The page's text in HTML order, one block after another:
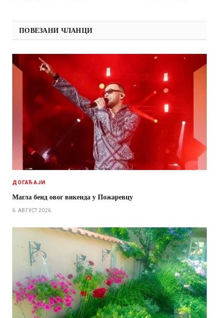
ПОВЕЗАНИ ЧЛАНЦИ
ДОГАЂАЈИ
Магла бенд овог викенда у Пожаревцу
6. АВГУСТ 2026.